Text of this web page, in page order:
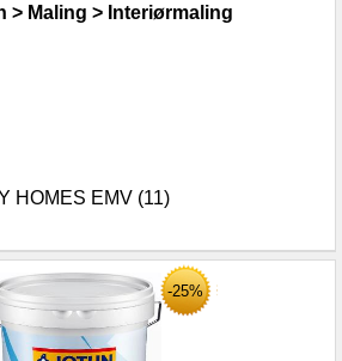
> Maling > Interiørmaling
HOMES EMV (11)
-25%